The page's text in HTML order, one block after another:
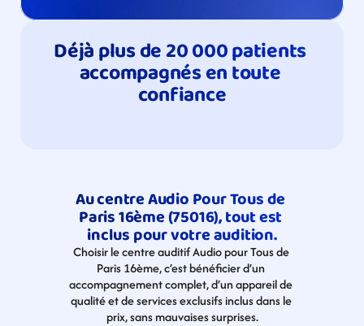
Déjà plus de 20 000 patients
accompagnés en toute
confiance
Au centre Audio Pour Tous de
Paris 16ème (75016), tout est
inclus pour votre audition.
Choisir le centre auditif Audio pour Tous de
Paris 16ème, c’est bénéficier d’un
accompagnement complet, d’un appareil de
qualité et de services exclusifs inclus dans le
prix, sans mauvaises surprises.